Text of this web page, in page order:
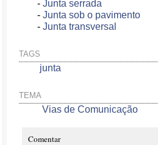
-Junta serrada
-Junta sob o pavimento
-Junta transversal
TAGS
junta
TEMA
Vias de Comunicação
Comentar